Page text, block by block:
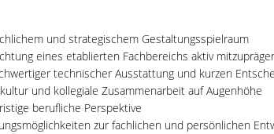
und strategischem Gestaltungsspielraum
eines etablierten Fachbereichs aktiv
technischer Ausstattung und kurzen
und kollegiale Zusammenarbeit auf Augenhöhe
berufliche Perspektive
zur fachlichen und persönlichen